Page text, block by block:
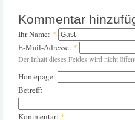
Kommentar
Ihr Name: *
E-Mail-Adresse: *
Der Inhalt dieses Feldes wird nicht
Homepage:
Betreff:
Kommentar: *